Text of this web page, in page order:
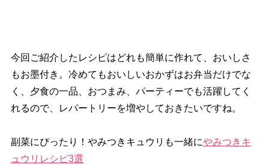
今回ご紹介したレシピはどれも簡単に作れて、おいしさ
もお墨付き。冷めてもおいしいおかずはお弁当だけでな
く、夕食の一品、おつまみ、パーティーでも活躍してく
れるので、レパートリーを増やしておきたいですね。
副菜にぴったり！やみつきキュウリも一緒にみつきキ
ュウリレシピ3選